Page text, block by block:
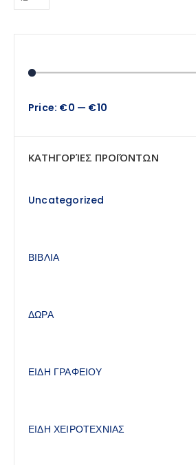
price
price
Price: €0 — €10
ΚΑΤΗΓΟΡΊΕΣ ΠΡΟΪΌΝΤΩΝ
Uncategorized
ΒΙΒΛΙΑ
ΔΩΡΑ
ΕΙΔΗ ΓΡΑΦΕΙΟΥ
ΕΙΔΗ ΧΕΙΡΟΤΕΧΝΙΑΣ